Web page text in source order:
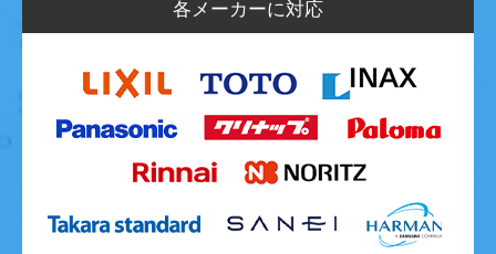
各メーカーに対応